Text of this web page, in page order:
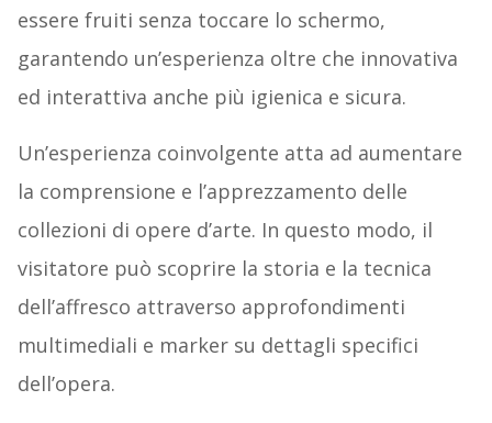
essere fruiti senza toccare lo schermo,
garantendo un’esperienza oltre che innovativa
ed interattiva anche più igienica e sicura.
Un’esperienza coinvolgente atta ad aumentare
la comprensione e l’apprezzamento delle
collezioni di opere d’arte. In questo modo, il
visitatore può scoprire la storia e la tecnica
dell’affresco attraverso approfondimenti
multimediali e marker su dettagli specifici
dell’opera.